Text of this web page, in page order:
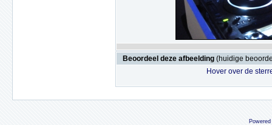
Beoordeel deze afbeelding (huidige
Hover over de